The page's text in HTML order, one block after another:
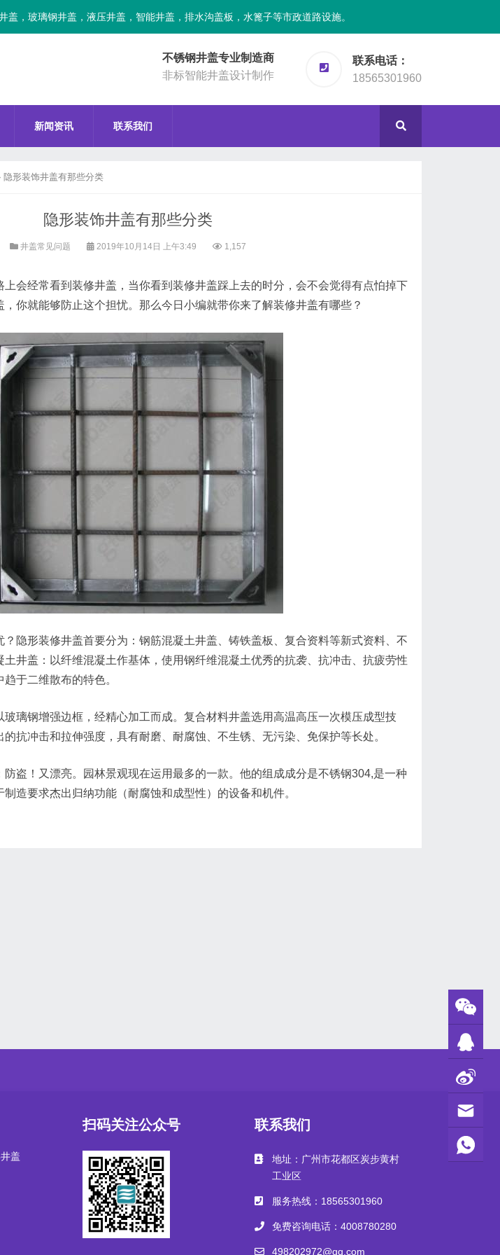
，玻璃钢井盖，液压井盖，智能井盖，排水沟盖板，水篦子等市政道路设施。
不锈钢井盖专业制造商
非标智能井盖设计制作
联系电话：
18565301960
新闻资讯 联系我们
隐形装饰井盖有那些分类
隐形装饰井盖有那些分类
井盖常见问题 2019年10月14日 上午3:49 1,157
经常看到装修井盖，当你看到装修井盖踩上去的时分，会不会觉得有点怕掉下
你就能够防止这个担忧。那么今日小编就带你来了解装修井盖有哪些？
形装修井盖首要分为：钢筋混凝土井盖、铸铁盖板、复合资料等新式资料、不
井盖：以纤维混凝土作基体，使用钢纤维混凝土优秀的抗袭、抗冲击、抗疲劳性
于二维散布的特色。
钢增强边框，经精心加工而成。复合材料井盖选用高温高压一次模压成型技
抗冲击和拉伸强度，具有耐磨、耐腐蚀、不生锈、无污染、免保护等长处。
！又漂亮。园林景观现在运用最多的一款。他的组成成分是不锈钢304,是一种
造要求杰出归纳功能（耐腐蚀和成型性）的设备和机件。
盖
扫码关注公众号 联系我们
地址：广州市花都区炭步黄村
工业区
服务热线：18565301960
免费咨询电话：4008780280
498202972@qq.com